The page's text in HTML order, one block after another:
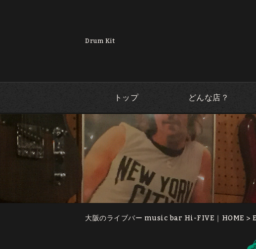
Drum Kit
トップ どんな店？
大阪のライブバー music bar Hi-FIVE｜HOME >